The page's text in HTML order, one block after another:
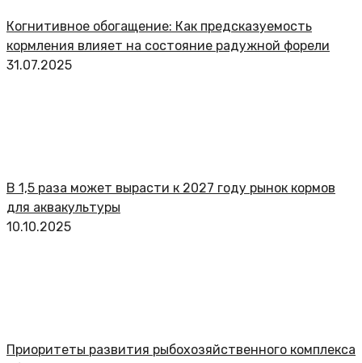
Когнитивное обогащение: Как предсказуемость
кормления влияет на состояние радужной форели
31.07.2025
В 1,5 раза может вырасти к 2027 году рынок кормов
для аквакультуры
10.10.2025
Приоритеты развития рыбохозяйственного комплекса